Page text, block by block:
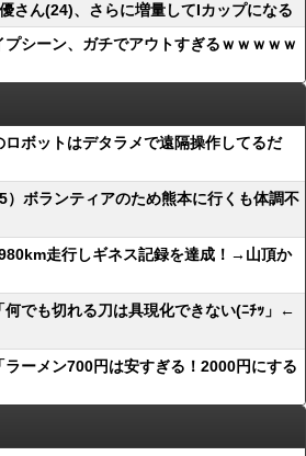
さん(24)、さらに増量してIカップになる
プシーン、ガチでアウトすぎるｗｗｗｗｗ
ボットはデタラメで遠隔操作してるだ
）ボランティアのため熊本に行くも体調不
走行しギネス記録を達成！→山頂か
でも切れる刀は具現化できない(ﾆﾁｯ」←
ーメン700円は安すぎる！2000円にする